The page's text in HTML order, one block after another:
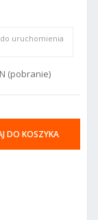
uruchomienia
(pobranie)
DO KOSZYKA